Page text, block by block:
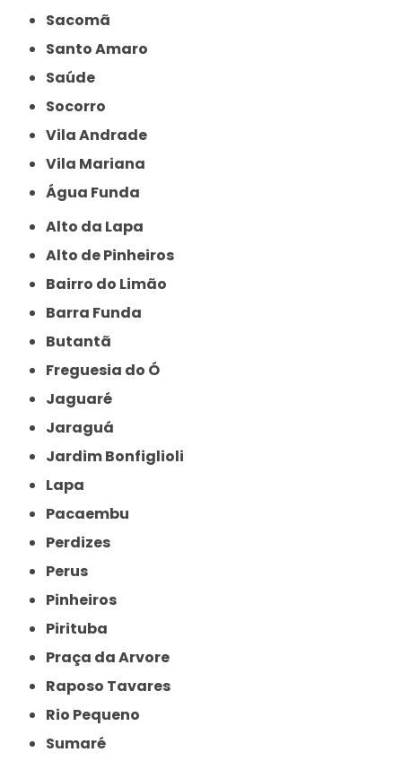
Sacomã
Santo Amaro
Saúde
Socorro
Vila Andrade
Vila Mariana
Água Funda
Alto da Lapa
Alto de Pinheiros
Bairro do Limão
Barra Funda
Butantã
Freguesia do Ó
Jaguaré
Jaraguá
Jardim Bonfiglioli
Lapa
Pacaembu
Perdizes
Perus
Pinheiros
Pirituba
Praça da Arvore
Raposo Tavares
Rio Pequeno
Sumaré